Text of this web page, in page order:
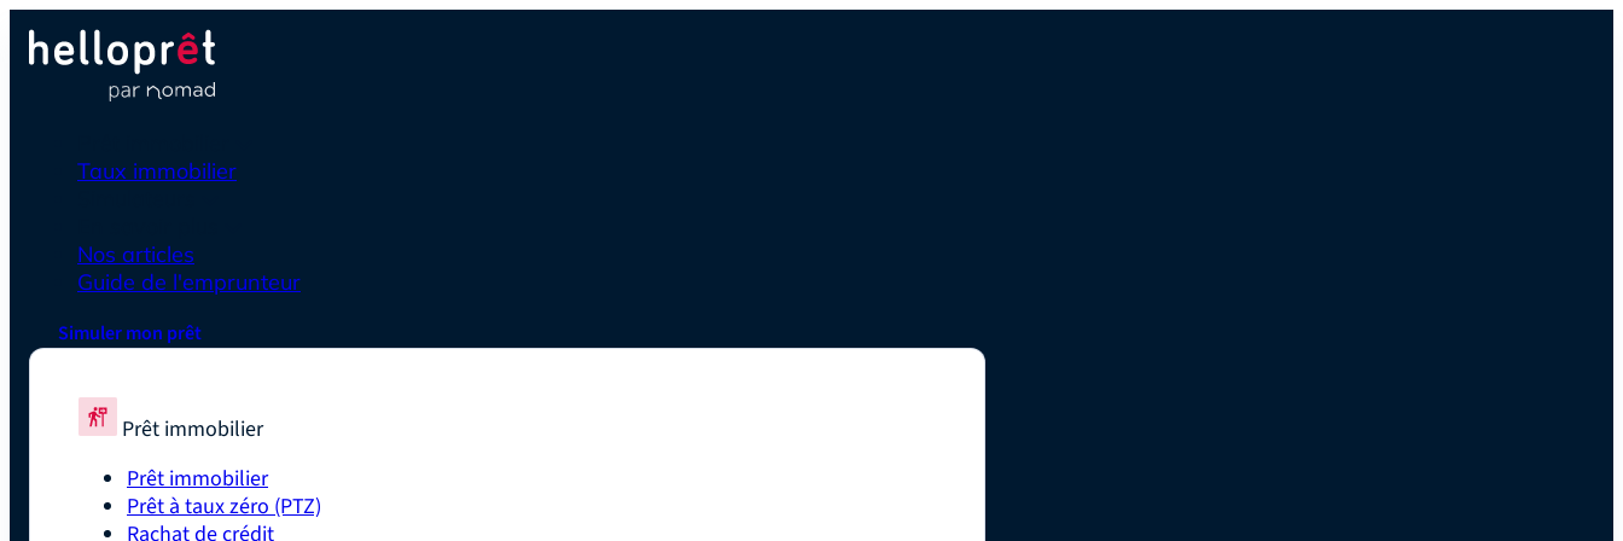
Taux immobilier
Nos articles
Guide de l'emprunteur
Simuler mon prêt
Prêt immobilier
Prêt immobilier
Prêt à taux zéro (PTZ)
Rachat de crédit